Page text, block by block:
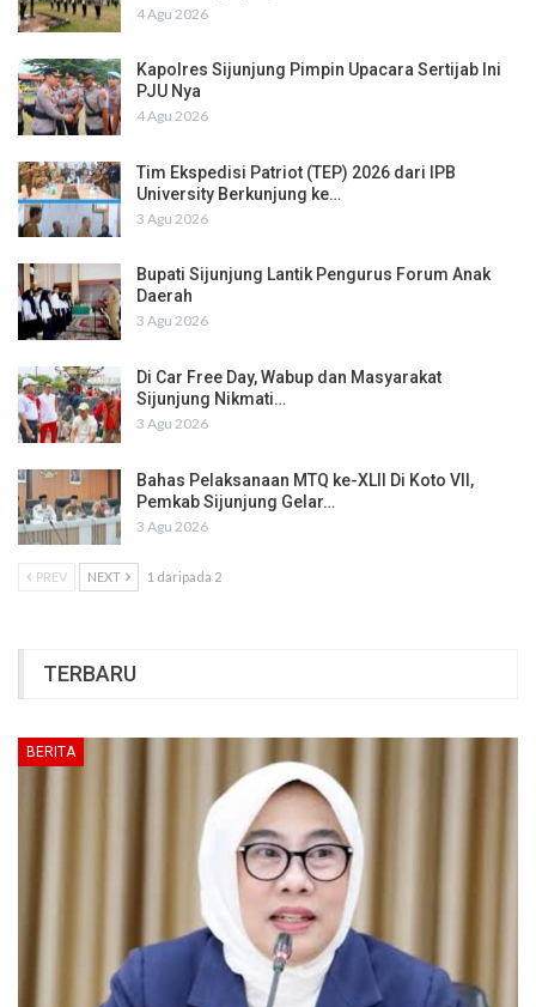
4 Agu 2026
Kapolres Sijunjung Pimpin Upacara Sertijab Ini
PJU Nya
4 Agu 2026
Tim Ekspedisi Patriot (TEP) 2026 dari IPB
University Berkunjung ke…
3 Agu 2026
Bupati Sijunjung Lantik Pengurus Forum Anak
Daerah
3 Agu 2026
Di Car Free Day, Wabup dan Masyarakat
Sijunjung Nikmati…
3 Agu 2026
Bahas Pelaksanaan MTQ ke-XLII Di Koto VII,
Pemkab Sijunjung Gelar…
3 Agu 2026
PREV NEXT 1 daripada 2
TERBARU
BERITA